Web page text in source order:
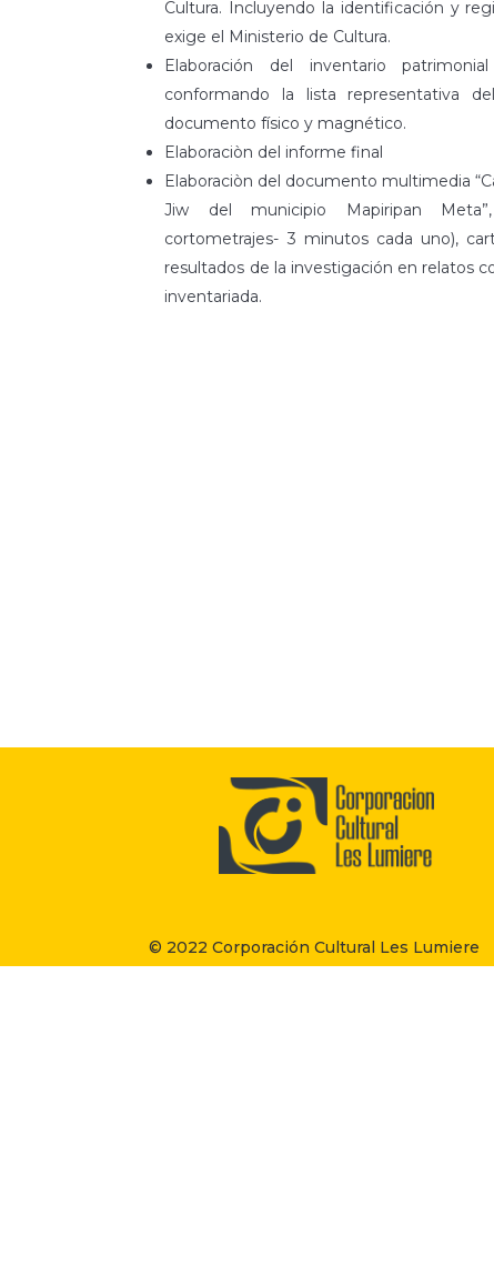
Cultura. Incluyendo la identificación y
exige el Ministerio de Cultura.
Elaboración del inventario
conformando la lista representativa
documento físico y magnético.
Elaboraciòn del informe final
Elaboraciòn del documento multimedia
Jiw del municipio Mapiripan
cortometrajes- 3 minutos cada uno),
resultados de la investigación en relatos
inventariada.
© 2022 Corporación Cultural Les Lumiere